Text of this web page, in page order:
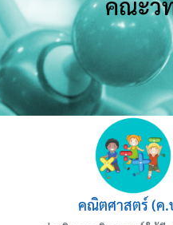
คณิตศาสตร์ (ค.